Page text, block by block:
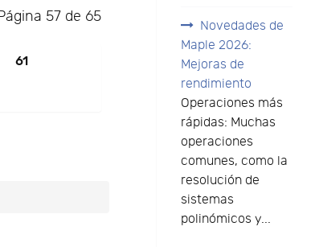
57 de 65
61
Novedades de
Maple 2026:
Mejoras de
rendimiento
Operaciones más
rápidas: Muchas
operaciones
comunes, como la
resolución de
sistemas
polinómicos y...